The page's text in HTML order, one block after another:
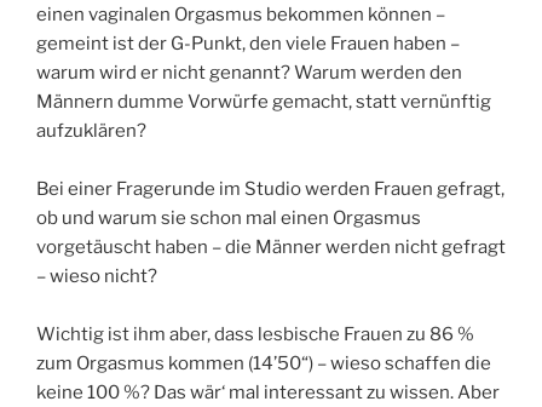
einen vaginalen Orgasmus bekommen können –
gemeint ist der G-Punkt, den viele Frauen haben –
warum wird er nicht genannt? Warum werden den
Männern dumme Vorwürfe gemacht, statt vernünftig
aufzuklären?
Bei einer Fragerunde im Studio werden Frauen gefragt,
ob und warum sie schon mal einen Orgasmus
vorgetäuscht haben – die Männer werden nicht gefragt
– wieso nicht?
Wichtig ist ihm aber, dass lesbische Frauen zu 86 %
zum Orgasmus kommen (14’50“) – wieso schaffen die
keine 100 %? Das wär‘ mal interessant zu wissen. Aber